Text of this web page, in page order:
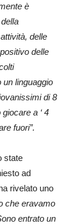
è
delle
delle
un linguaggio
di 8
a ‘ 4
fuori”.
state
ad
rivelato uno
che eravamo
entrato un